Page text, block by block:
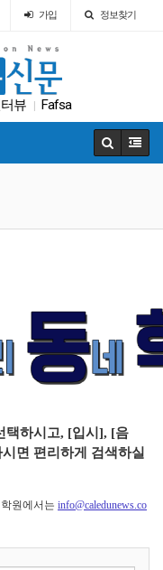
가입 정보찾기
뷰 Fafsa
교육구 대입
택하시고, [입시], [음
면 편리하게 검색하실
원에서는 info@caledunews.co